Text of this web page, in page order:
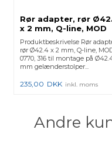
Rør adapter, rør
x 2 mm, Q-line, MOD
0770, 316 -
(14077004212)
140770-042-12 - 2
Produktbeskrivelse Rør
rør Ø42.4 x 2 mm, Q-line,
0770, 316 til montage på
mm gelænderstolper...
235,00 DKK inkl. moms
Andre